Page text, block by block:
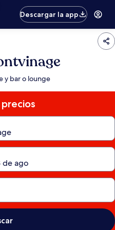
Descargar la app
y bar o lounge